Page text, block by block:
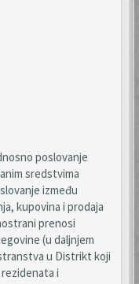
poslovanje
sredstvima
između
kupovina i prodaja
prenosi
(u daljnjem
u Distrikt koji
i